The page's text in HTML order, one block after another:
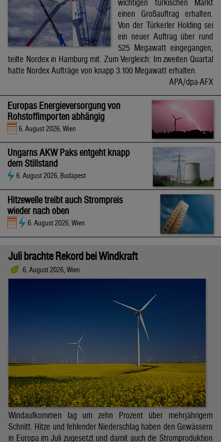
wichtigen türkischen Markt
einen Großauftrag erhalten.
Von der Türkerler Holding sei
ein neuer Auftrag über rund
525 Megawatt eingegangen,
teilte Nordex in Hamburg mit. Zum Vergleich: Im zweiten Quartal
hatte Nordex Aufträge von knapp 3.100 Megawatt erhalten.
APA/dpa-AFX
Europas Energieversorgung von
Rohstoffimporten abhängig
6. August 2026, Wien
Ungarns AKW Paks entgeht knapp
dem Stillstand
6. August 2026, Budapest
Hitzewelle treibt auch Strompreis
wieder nach oben
6. August 2026, Wien
Juli brachte Rekord bei Windkraft
6. August 2026, Wien
Windaufkommen lag um zehn Prozent über mehrjährigem
Schnitt. Hitze und fehlender Niederschlag haben den Gewässern
in Europa im Juli zugesetzt und damit auch die Stromproduktion